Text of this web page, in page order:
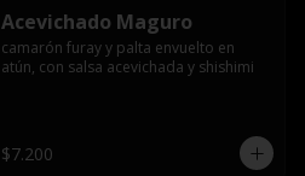
Acevichado Maguro
camarón furay y palta envuelto en
atún, con salsa acevichada y shishimi
$7.200